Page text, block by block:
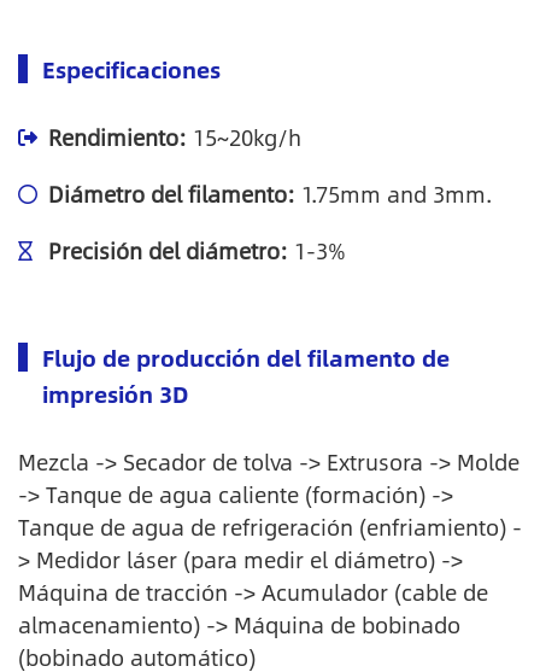
Especificaciones
Rendimiento: 15~20kg/h
Diámetro del filamento: 1.75mm and 3mm.
Precisión del diámetro: 1-3%
Flujo de producción del filamento de
impresión 3D
Mezcla -> Secador de tolva -> Extrusora -> Molde
-> Tanque de agua caliente (formación) ->
Tanque de agua de refrigeración (enfriamiento) -
> Medidor láser (para medir el diámetro) ->
Máquina de tracción -> Acumulador (cable de
almacenamiento) -> Máquina de bobinado
(bobinado automático)